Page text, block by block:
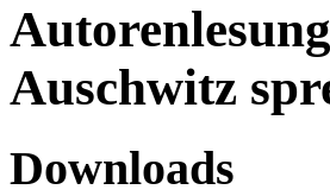
Auschwitz
Downloads